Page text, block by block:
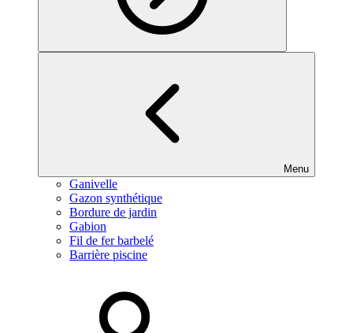
Menu
Ganivelle
Gazon synthétique
Bordure de jardin
Gabion
Fil de fer barbelé
Barrière piscine